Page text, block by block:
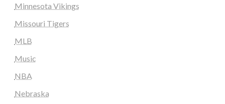
Minnesota Vikings
Missouri Tigers
MLB
Music
NBA
Nebraska